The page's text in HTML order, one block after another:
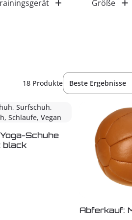
Größe
18 Produkte
Schuhe
black
Abferkauf: